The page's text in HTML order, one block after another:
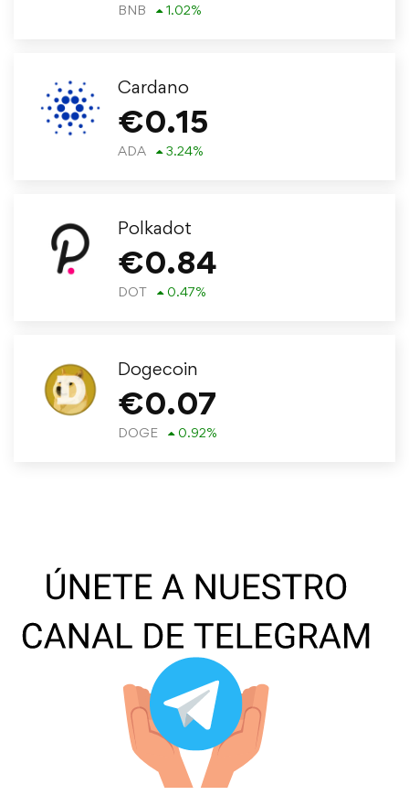
BNB 1.02%
Cardano
€0.15
ADA 3.24%
Polkadot
€0.84
DOT 0.47%
Dogecoin
€0.07
DOGE 0.92%